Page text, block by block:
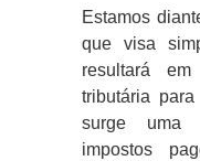
Estamos
que visa
resultará
tributária
surge uma
impostos